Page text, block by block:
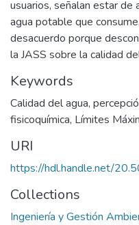
usuarios, señalan estar de
agua potable que
desacuerdo porque
la JASS sobre la calidad
Keywords
Calidad del agua,
fisicoquímica, Límites
URI
https://hdl.handle.net/
Collections
Ingeniería y Gestión